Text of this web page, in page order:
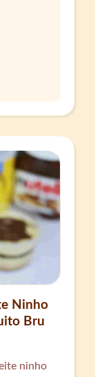
Ninho
Bru
ninho